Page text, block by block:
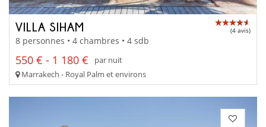
VILLA SIHAM (4 avis)
8 personnes • 4 chambres • 4 sdb
550 € - 1 180 €
par nuit
Marrakech - Royal Palm et environs